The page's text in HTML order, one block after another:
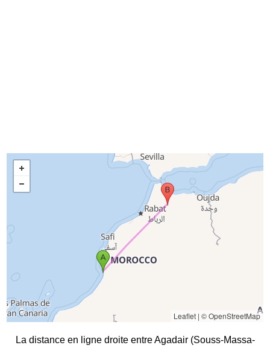
Leaflet| © OpenStreetMap
La distance en ligne droite entre Agadair (Souss-Massa-